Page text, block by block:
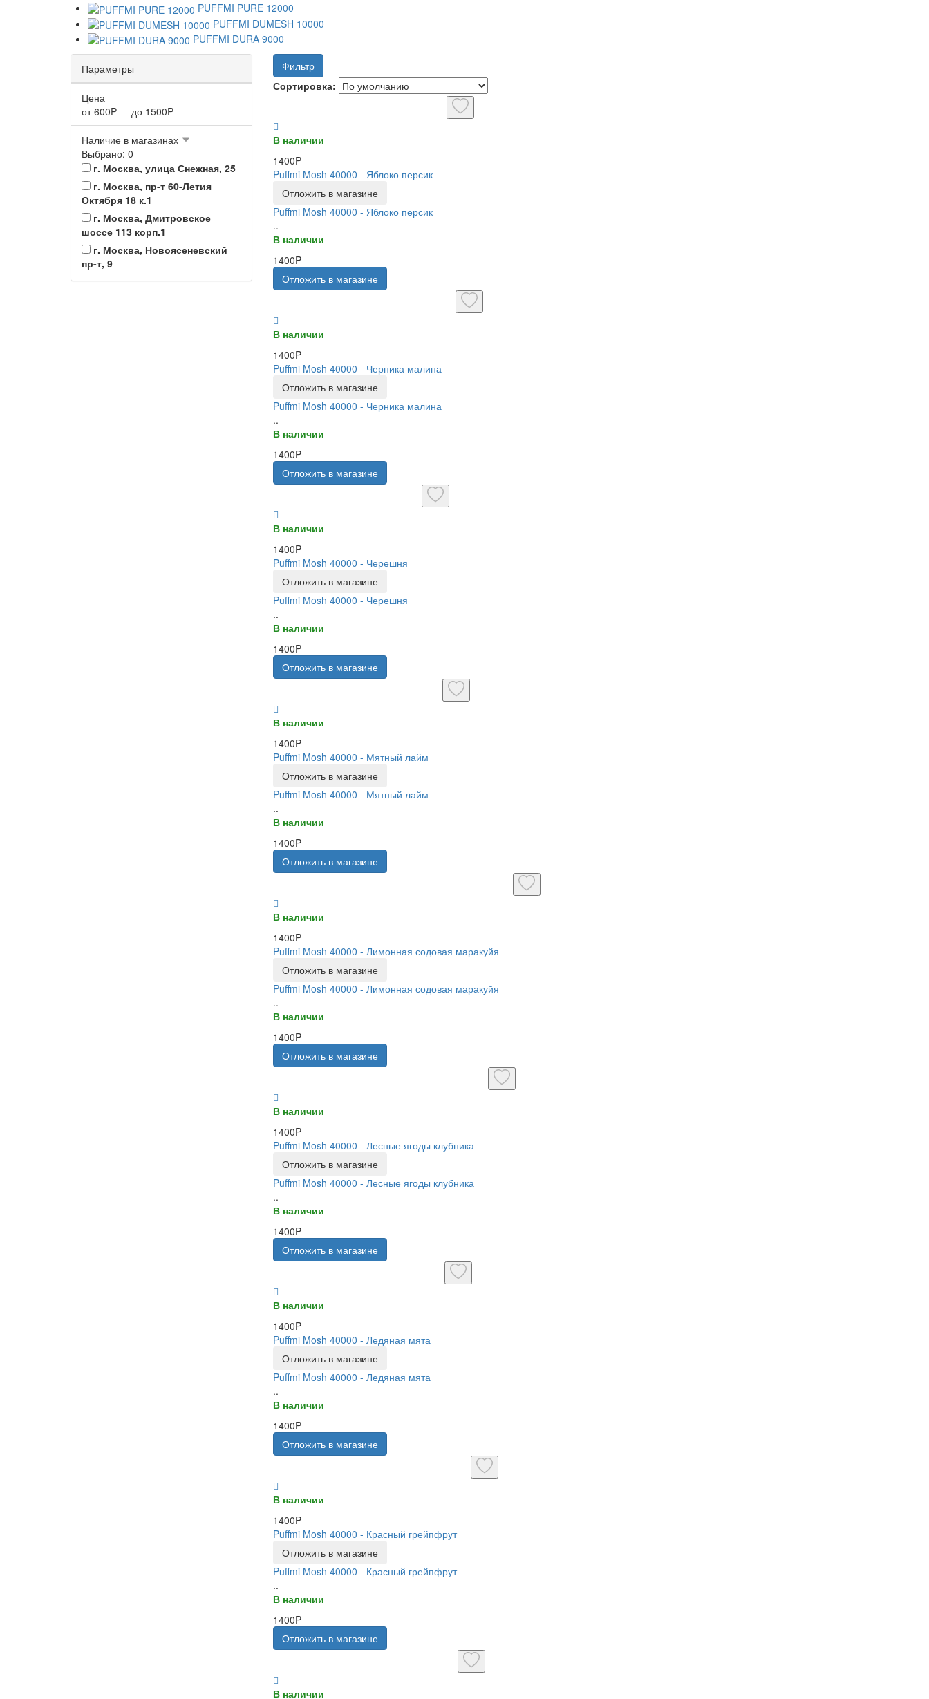
PUFFMI PURE 12000
PUFFMI DUMESH 10000
PUFFMI DURA 9000
Параметры
Цена
от600P - до 1500P
Наличие в магазинах
Выбрано: 0
г. Москва, улица Снежная, 25
г. Москва, пр-т 60-Летия
Октября 18 к.1
г. Москва, Дмитровское
шоссе 113 корп.1
г. Москва, Новоясеневский
пр-т, 9
Фильтр
Сортировка:
В наличии
1400P
Puffmi Mosh 40000 - Яблоко персик
Отложить в магазине
Puffmi Mosh 40000 - Яблоко персик
..
В наличии
1400P
Отложить в магазине
В наличии
1400P
Puffmi Mosh 40000 - Черника малина
Отложить в магазине
Puffmi Mosh 40000 - Черника малина
..
В наличии
1400P
Отложить в магазине
В наличии
1400P
Puffmi Mosh 40000 - Черешня
Отложить в магазине
Puffmi Mosh 40000 - Черешня
..
В наличии
1400P
Отложить в магазине
В наличии
1400P
Puffmi Mosh 40000 - Мятный лайм
Отложить в магазине
Puffmi Mosh 40000 - Мятный лайм
..
В наличии
1400P
Отложить в магазине
В наличии
1400P
Puffmi Mosh 40000 - Лимонная содовая маракуйя
Отложить в магазине
Puffmi Mosh 40000 - Лимонная содовая маракуйя
..
В наличии
1400P
Отложить в магазине
В наличии
1400P
Puffmi Mosh 40000 - Лесные ягоды клубника
Отложить в магазине
Puffmi Mosh 40000 - Лесные ягоды клубника
..
В наличии
1400P
Отложить в магазине
В наличии
1400P
Puffmi Mosh 40000 - Ледяная мята
Отложить в магазине
Puffmi Mosh 40000 - Ледяная мята
..
В наличии
1400P
Отложить в магазине
В наличии
1400P
Puffmi Mosh 40000 - Красный грейпфрут
Отложить в магазине
Puffmi Mosh 40000 - Красный грейпфрут
..
В наличии
1400P
Отложить в магазине
В наличии